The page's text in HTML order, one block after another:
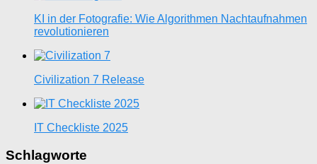
KI in der Fotografie: Wie Algorithmen Nachtaufnahmen
revolutionieren
Civilization 7 Release
IT Checkliste 2025
Schlagworte